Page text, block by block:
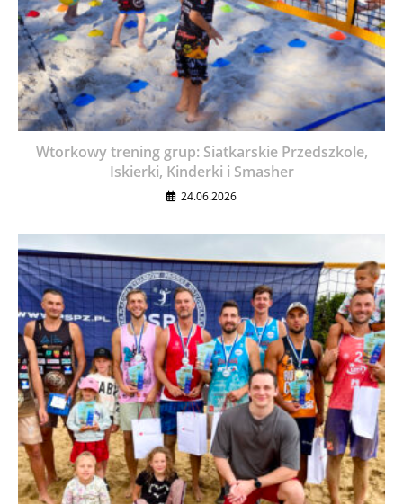
Wtorkowy trening grup: Siatkarskie Przedszkole,
Iskierki, Kinderki i Smasher
24.06.2026